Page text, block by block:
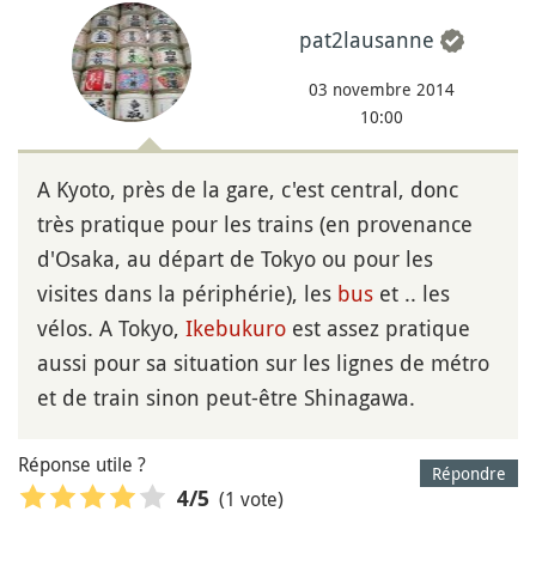
pat2lausanne
03 novembre 2014
10:00
A Kyoto, près de la gare, c'est central, donc
très pratique pour les trains (en provenance
d'Osaka, au départ de Tokyo ou pour les
visites dans la périphérie), les bus et .. les
vélos. A Tokyo, Ikebukuro est assez pratique
aussi pour sa situation sur les lignes de métro
et de train sinon peut-être Shinagawa.
Répondre
Réponse utile ?
4/5 (1 vote)